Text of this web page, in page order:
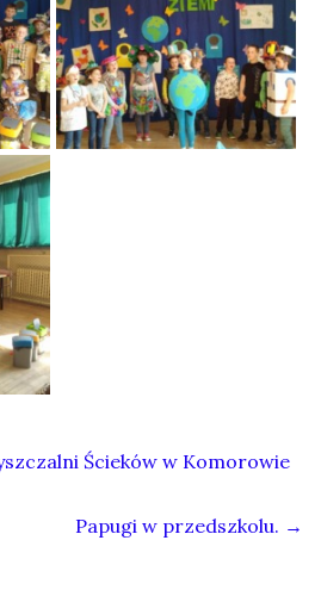
Ścieków w Komorowie
Papugi w przedszkolu. →